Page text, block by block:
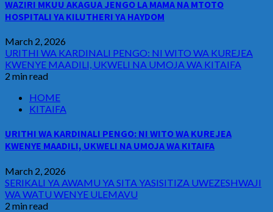
WAZIRI MKUU AKAGUA JENGO LA MAMA NA MTOTO
HOSPITALI YA KILUTHERI YA HAYDOM
March 2, 2026
URITHI WA KARDINALI PENGO: NI WITO WA KUREJEA
KWENYE MAADILI, UKWELI NA UMOJA WA KITAIFA
2 min read
HOME
KITAIFA
URITHI WA KARDINALI PENGO: NI WITO WA KUREJEA
KWENYE MAADILI, UKWELI NA UMOJA WA KITAIFA
March 2, 2026
SERIKALI YA AWAMU YA SITA YASISITIZA UWEZESHWAJI
WA WATU WENYE ULEMAVU
2 min read